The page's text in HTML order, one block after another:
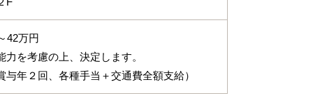
42万円
を考慮の上、決定します。
与年２回、各種手当＋交通費全額支給）